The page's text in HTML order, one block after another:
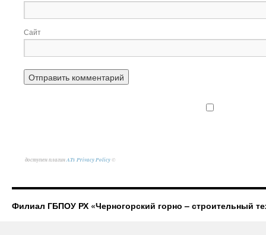
Сайт
доступен плагинATs Privacy Policy©
Филиал ГБПОУ РХ «Черногорский горно – строительный